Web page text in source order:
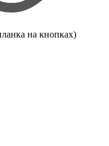
на кнопках)